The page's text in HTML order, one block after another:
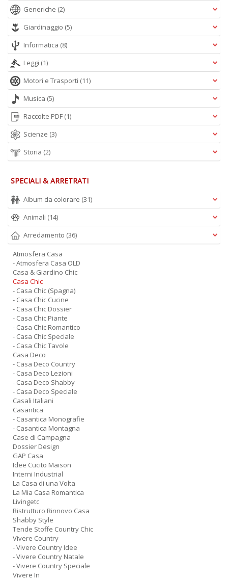
Generiche (2)
Giardinaggio (5)
Informatica (8)
Leggi (1)
Motori e Trasporti (11)
Musica (5)
Raccolte PDF (1)
Scienze (3)
Storia (2)
SPECIALI & ARRETRATI
Album da colorare (31)
Animali (14)
Arredamento (36)
Atmosfera Casa
- Atmosfera Casa OLD
Casa & Giardino Chic
Casa Chic
- Casa Chic (Spagna)
- Casa Chic Cucine
- Casa Chic Dossier
- Casa Chic Piante
- Casa Chic Romantico
- Casa Chic Speciale
- Casa Chic Tavole
Casa Deco
- Casa Deco Country
- Casa Deco Lezioni
- Casa Deco Shabby
- Casa Deco Speciale
Casali Italiani
Casantica
- Casantica Monografie
- Casantica Montagna
Case di Campagna
Dossier Design
GAP Casa
Idee Cucito Maison
Interni Industrial
La Casa di una Volta
La Mia Casa Romantica
Livingetc
Ristrutturo Rinnovo Casa
Shabby Style
Tende Stoffe Country Chic
Vivere Country
- Vivere Country Idee
- Vivere Country Natale
- Vivere Country Speciale
Vivere In